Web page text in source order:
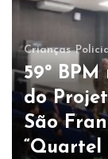
Crianças
59º
do
São